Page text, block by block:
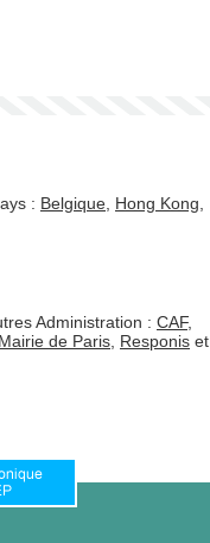
: Belgique Hong Kong
Administration : CAF,
Mairie de Paris Responis et